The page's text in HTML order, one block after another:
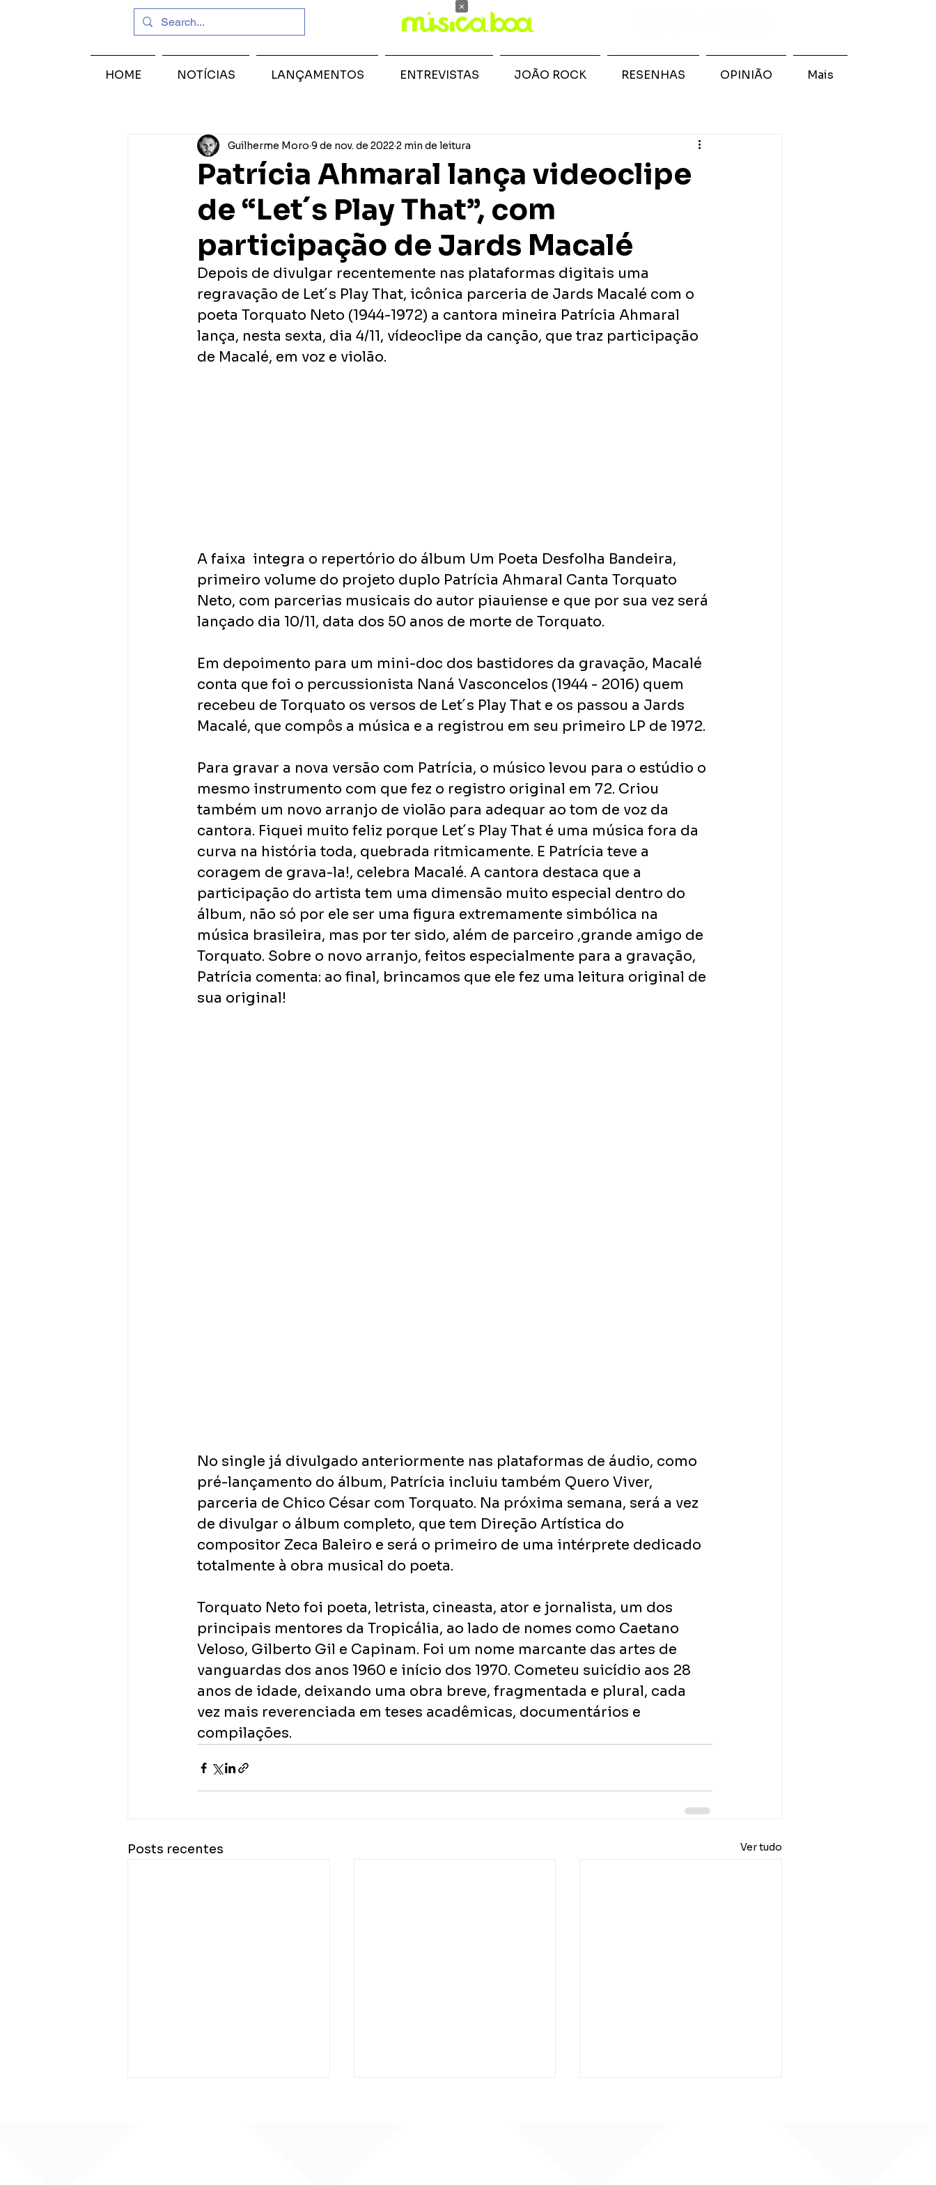
Patrícia Ahmaral lança videoclipe
de “Let´s Play That”, com
participação de Jards Macalé
Guilherme Moro 9 de nov. de 2022 2 min de leitura
Depois de divulgar recentemente nas plataformas digitais uma
regravação de Let´s Play That, icônica parceria de Jards Macalé com o
poeta Torquato Neto (1944-1972) a cantora mineira Patrícia Ahmaral
lança, nesta sexta, dia 4/11, vídeoclipe da canção, que traz participação
de Macalé, em voz e violão.
A faixa  integra o repertório do álbum Um Poeta Desfolha Bandeira,
primeiro volume do projeto duplo Patrícia Ahmaral Canta Torquato
Neto, com parcerias musicais do autor piauiense e que por sua vez será
lançado dia 10/11, data dos 50 anos de morte de Torquato.
Em depoimento para um mini-doc dos bastidores da gravação, Macalé
conta que foi o percussionista Naná Vasconcelos (1944 - 2016) quem
recebeu de Torquato os versos de Let´s Play That e os passou a Jards
Macalé, que compôs a música e a registrou em seu primeiro LP de 1972.
Para gravar a nova versão com Patrícia, o músico levou para o estúdio o
mesmo instrumento com que fez o registro original em 72. Criou
também um novo arranjo de violão para adequar ao tom de voz da
cantora. Fiquei muito feliz porque Let´s Play That é uma música fora da
curva na história toda, quebrada ritmicamente. E Patrícia teve a
coragem de grava-la!, celebra Macalé. A cantora destaca que a
participação do artista tem uma dimensão muito especial dentro do
álbum, não só por ele ser uma figura extremamente simbólica na
música brasileira, mas por ter sido, além de parceiro ,grande amigo de
Torquato. Sobre o novo arranjo, feitos especialmente para a gravação,
Patrícia comenta: ao final, brincamos que ele fez uma leitura original de
sua original!
No single já divulgado anteriormente nas plataformas de áudio, como
pré-lançamento do álbum, Patrícia incluiu também Quero Viver,
parceria de Chico César com Torquato. Na próxima semana, será a vez
de divulgar o álbum completo, que tem Direção Artística do
compositor Zeca Baleiro e será o primeiro de uma intérprete dedicado
totalmente à obra musical do poeta.
Torquato Neto foi poeta, letrista, cineasta, ator e jornalista, um dos
principais mentores da Tropicália, ao lado de nomes como Caetano
Veloso, Gilberto Gil e Capinam. Foi um nome marcante das artes de
vanguardas dos anos 1960 e início dos 1970. Cometeu suicídio aos 28
anos de idade, deixando uma obra breve, fragmentada e plural, cada
vez mais reverenciada em teses acadêmicas, documentários e
compilações.
Posts recentes Ver tudo
HOME NOTÍCIAS LANÇAMENTOS ENTREVISTAS JOÃO ROCK RESENHAS OPINIÃO Mais
×